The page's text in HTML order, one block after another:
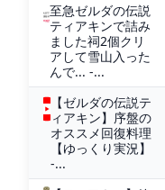
至急ゼルダの伝説
ティアキンで詰み
ました祠2個クリ
アして雪山入った
んで... -...
【ゼルダの伝説テ
ィアキン】序盤の
オススメ回復料理
【ゆっくり実況】
-...